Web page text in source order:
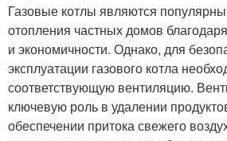
Газовые котлы являются
отопления частных домов
и экономичности. Однако, для
эксплуатации газового котла
соответствующую вентиляцию.
ключевую роль в удалении
обеспечении притока свежего